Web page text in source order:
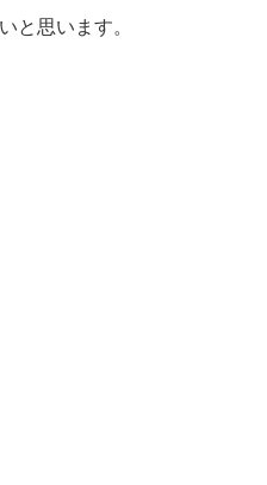
思います。